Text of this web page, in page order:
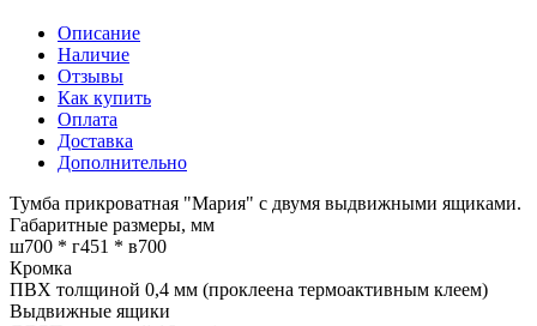
Описание
Наличие
Отзывы
Как купить
Оплата
Доставка
Дополнительно
Тумба прикроватная "Мария" с двумя выдвижными ящиками.
Габаритные размеры, мм
ш700 * г451 * в700
Кромка
ПВХ толщиной 0,4 мм (проклеена термоактивным клеем)
Выдвижные ящики